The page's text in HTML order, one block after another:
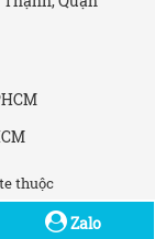
thuộc
Zalo